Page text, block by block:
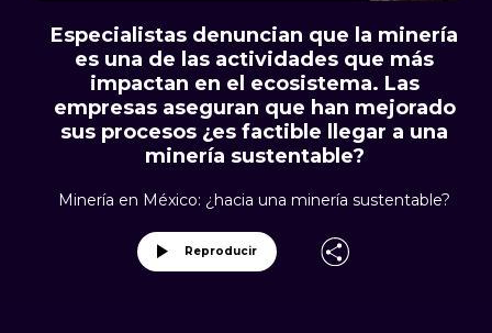
Especialistas denuncian que la minería
es una de las actividades que más
impactan en el ecosistema. Las
empresas aseguran que han mejorado
sus procesos ¿es factible llegar a una
minería sustentable?
Minería en México: ¿hacia una minería sustentable?
Reproducir